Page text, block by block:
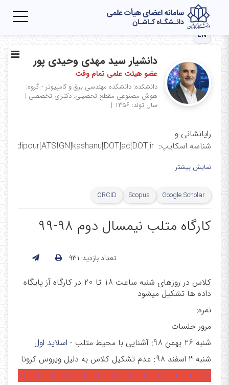
EN
دانشیار سید مهدی وحیدی پور
عضو هیئت علمی تمام وقت
دانشکده: دانشکده مهندسی برق و کامپیوتر - گروه:
هوش مصنوعی مقطع تحصیلی: دکترای تخصصی |
سال تولد: ۱۳۵۶
|
رایانشانی و
شناسه اسکایپ: vahidipour[ATSIGN]kashanu[DOT]ac[DOT]ir
شناسه تلگرام و واتساپ: [ATSIGN]Mvahidipour
ORCID Scopus ResearchGate |
DBLP
نمایش بیشتر
Google Scholar
Scopus
ORCID
کارگاه متلب نیمسال دوم ۹۸-۹۹
تعداد بازدید:۹۳۱
کلاس در روزهای شنبه ساعت 18 تا 20 در کارگاه آز پایگاه
داده ها تشکیل میشود
نمره:
مرور جلسات
شنبه 26 بهمن 98: آشنایی با محیط متلب -
اسلاید اول
شنبه 3 اسفند 98: عدم تشکیل کلاس به دلیل ویروس کرونا
++++++++++++++++++++++++++++++++++++++++++